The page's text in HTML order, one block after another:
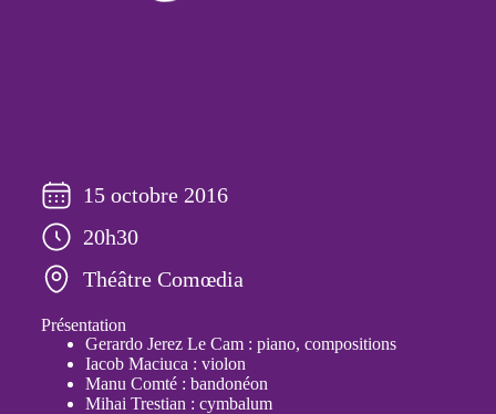
15 octobre 2016
20h30
Théâtre Comœdia
Présentation
Gerardo Jerez Le Cam : piano, compositions
Iacob Maciuca : violon
Manu Comté : bandonéon
Mihai Trestian : cymbalum